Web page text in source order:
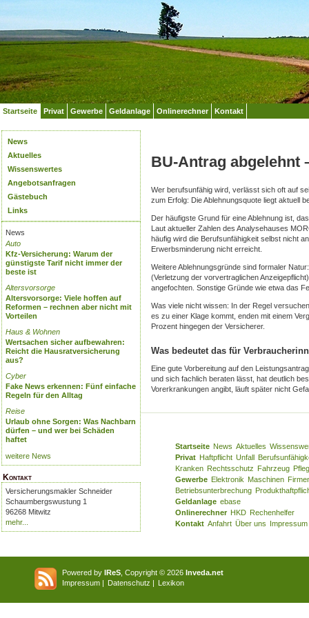
Startseite Privat Gewerbe Geldanlage Onlinerechner Kontakt
News
Aktuelles
Wissenswertes
Angebotsanfragen
Gästebuch
Links
News
Auto
Kfz-Versicherung: Warum der
günstigste Tarif nicht immer der
beste ist
Altersvorsorge
Altersvorsorge: Viele hoffen auf
Reformen – rechnen aber nicht mit
Vorteilen
Haus & Wohnen
Wertsachen sicher aufbewahren:
Reicht die Hausratversicherung
aus?
Cyber
Fake News erkennen: Fünf einfache
Regeln für den Alltag
Reise
Urlaub ohne Sorgen: Was Nachbarn
dürfen – und wer bei Schäden
haftet
weitere News
Kontakt
Versicherungsmakler Schneider
Schaumbergswustung 1
96268 Mitwitz
mehr...
BU-Antrag abgelehnt
Wer berufsunfähig wird, verlässt sich oft auf
zum Erfolg: Die Ablehnungsquote liegt aktuell
Der häufigste Grund für eine Ablehnung ist,
Laut aktueller Zahlen des Analysehauses
häufig wird die Berufsunfähigkeit selbst nicht
Erwerbsminderung nicht erreicht.
Weitere Ablehnungsgründe sind formaler
(Verletzung der vorvertraglichen
angefochten. Sonstige Gründe wie etwa das
Was viele nicht wissen: In der Regel
es zu einer Klage kommt, enden mit einem
Prozent hingegen der Versicherer.
Was bedeutet das für
Eine gute Vorbereitung auf den
und sich fachlich beraten lässt, hat deutlich
Vorerkrankungen angibt, läuft später nicht
Startseite News Aktuelles
Privat Haftpflicht Unfall
Kranken Rechtsschutz Fahrzeug
Gewerbe Elektronik Maschinen
Betriebsunterbrechung
Geldanlage ebase
Onlinerechner HKD Rechenhelfer
Kontakt Anfahrt Über uns Impressum
Powered by IReS , Copyright © 2026 Inveda.net
Impressum | Datenschutz | Lexikon